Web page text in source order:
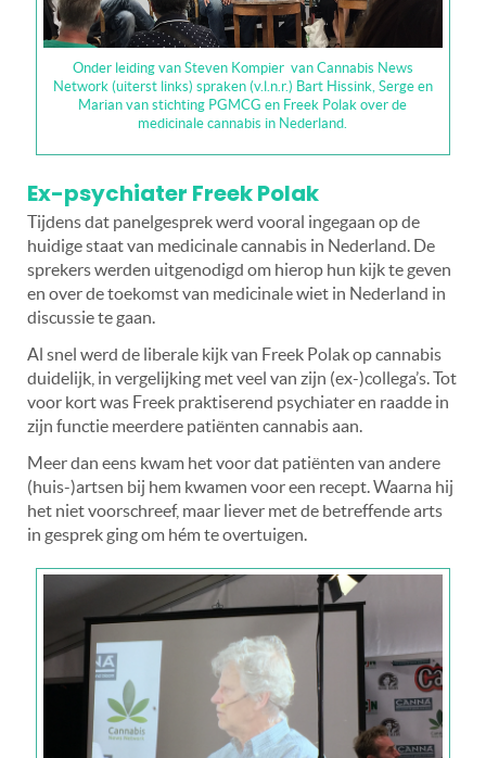
Onder leiding van Steven Kompier van Cannabis News
Network (uiterst links) spraken (v.l.n.r.) Bart Hissink, Serge en
Marian van stichting PGMCG en Freek Polak over de
medicinale cannabis in Nederland.
Ex-psychiater Freek Polak
Tijdens dat panelgesprek werd vooral ingegaan op de
huidige staat van medicinale cannabis in Nederland. De
sprekers werden uitgenodigd om hierop hun kijk te geven
en over de toekomst van medicinale wiet in Nederland in
discussie te gaan.
Al snel werd de liberale kijk van Freek Polak op cannabis
duidelijk, in vergelijking met veel van zijn (ex-)collega’s. Tot
voor kort was Freek praktiserend psychiater en raadde in
zijn functie meerdere patiënten cannabis aan.
Meer dan eens kwam het voor dat patiënten van andere
(huis-)artsen bij hem kwamen voor een recept. Waarna hij
het niet voorschreef, maar liever met de betreffende arts
in gesprek ging om hém te overtuigen.